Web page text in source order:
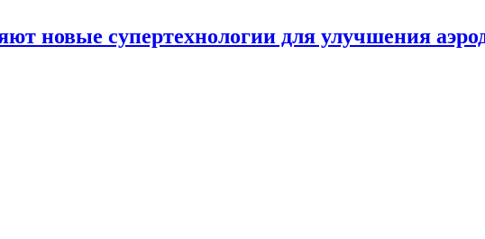
новые супертехнологии для улучшения